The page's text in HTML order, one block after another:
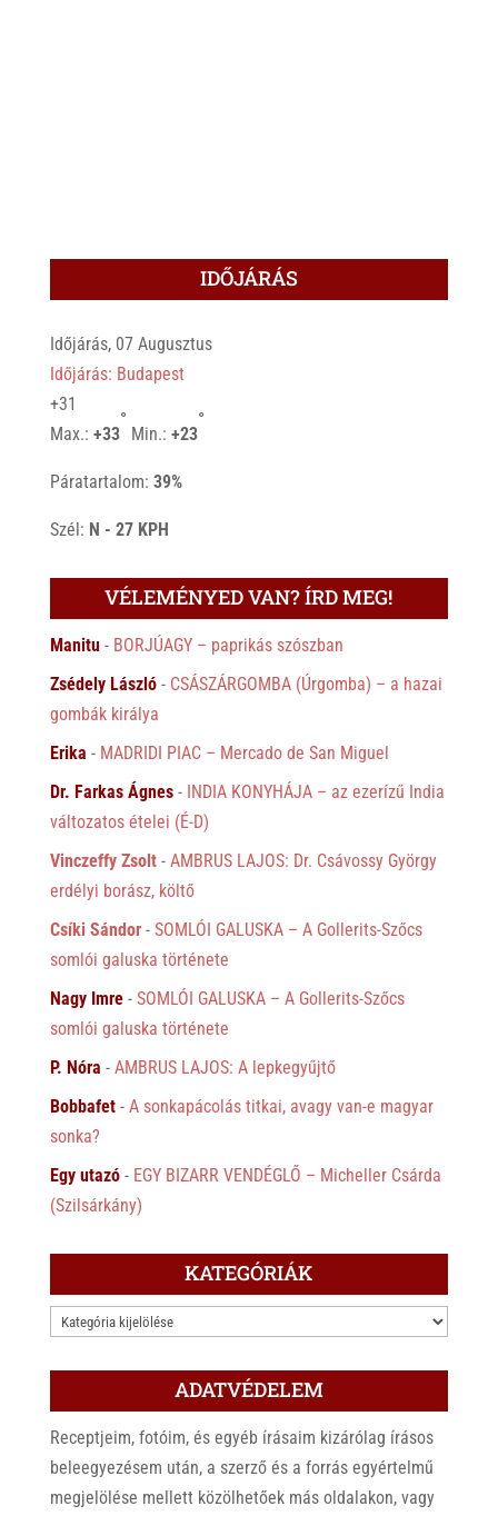
IDŐJÁRÁS
Időjárás, 07 Augusztus
Időjárás: Budapest
+31
Max.: +33
°
Min.: +23
°
Páratartalom: 39%
Szél: N - 27 KPH
VÉLEMÉNYED VAN? ÍRD MEG!
Manitu- BORJÚAGY – paprikás szószban
Zsédely László- CSÁSZÁRGOMBA (Úrgomba) – a hazai
gombák királya
Erika - MADRIDI PIAC – Mercado de San Miguel
Dr. Farkas Ágnes- INDIA KONYHÁJA – az ezerízű India
változatos ételei (É-D)
Vinczeffy Zsolt- AMBRUS LAJOS: Dr. Csávossy György
erdélyi borász, költő
Csíki Sándor- SOMLÓI GALUSKA – A Gollerits-Szőcs
somlói galuska története
Nagy Imre- SOMLÓI GALUSKA – A Gollerits-Szőcs
somlói galuska története
P. Nóra - AMBRUS LAJOS: A lepkegyűjtő
Bobbafet- A sonkapácolás titkai, avagy van-e magyar
sonka?
Egy utazó- EGY BIZARR VENDÉGLŐ – Micheller Csárda
(Szilsárkány)
KATEGÓRIÁK
KATEGÓRIÁK
ADATVÉDELEM
Receptjeim, fotóim, és egyéb írásaim kizárólag írásos
beleegyezésem után, a szerző és a forrás egyértelmű
megjelölése mellett közölhetőek más oldalakon, vagy